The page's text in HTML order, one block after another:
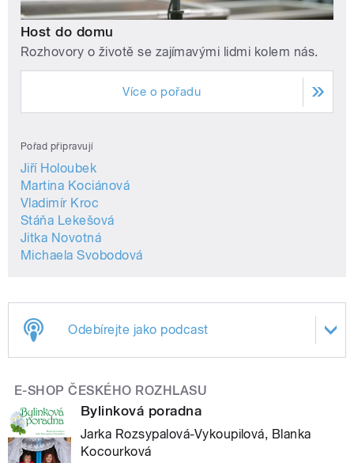
Host do domu
Rozhovory o životě se zajímavými lidmi kolem nás.
Více o pořadu
Pořad připravují
Jiří Holoubek
Martina Kociánová
Vladimír Kroc
Stáňa Lekešová
Jitka Novotná
Michaela Svobodová
Odebírejte jako podcast
E-SHOP ČESKÉHO ROZHLASU
Bylinková poradna
Jarka Rozsypalová-Vykoupilová, Blanka
Kocourková